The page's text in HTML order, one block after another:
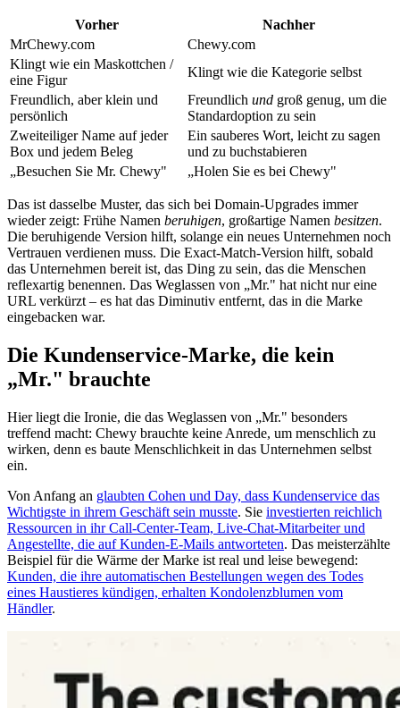
Vorher
Nachher
MrChewy.com
Chewy.com
Klingt wie ein Maskottchen /
eine Figur
Klingt wie die Kategorie selbst
Freundlich, aber klein und
persönlich
Freundlich und groß genug, um die
Standardoption zu sein
Zweiteiliger Name auf jeder
Box und jedem Beleg
Ein sauberes Wort, leicht zu sagen
und zu buchstabieren
„Besuchen Sie Mr. Chewy"
„Holen Sie es bei Chewy"
Das ist dasselbe Muster, das sich bei Domain-Upgrades immer
wieder zeigt: Frühe Namen beruhigen, großartige Namen besitzen.
Die beruhigende Version hilft, solange ein neues Unternehmen noch
Vertrauen verdienen muss. Die Exact-Match-Version hilft, sobald
das Unternehmen bereit ist, das Ding zu sein, das die Menschen
reflexartig benennen. Das Weglassen von „Mr." hat nicht nur eine
URL verkürzt – es hat das Diminutiv entfernt, das in die Marke
eingebacken war.
Die Kundenservice-Marke, die kein
„Mr." brauchte
Hier liegt die Ironie, die das Weglassen von „Mr." besonders
treffend macht: Chewy brauchte keine Anrede, um menschlich zu
wirken, denn es baute Menschlichkeit in das Unternehmen selbst
ein.
Von Anfang an glaubten Cohen und Day, dass Kundenservice das
Wichtigste in ihrem Geschäft sein musste. Sie investierten reichlich
Ressourcen in ihr Call-Center-Team, Live-Chat-Mitarbeiter und
Angestellte, die auf Kunden-E-Mails antworteten. Das meisterzählte
Beispiel für die Wärme der Marke ist real und leise bewegend:
Kunden, die ihre automatischen Bestellungen wegen des Todes
eines Haustieres kündigen, erhalten Kondolenzblumen vom
Händler.